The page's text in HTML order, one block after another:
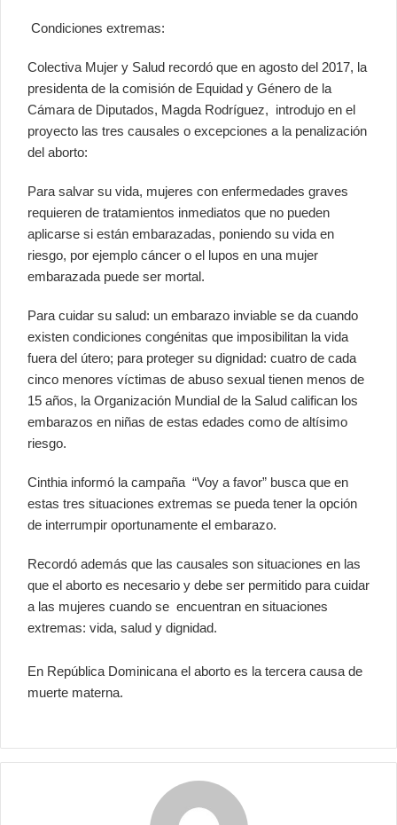
Condiciones extremas:
Colectiva Mujer y Salud recordó que en agosto del 2017, la
presidenta de la comisión de Equidad y Género de la
Cámara de Diputados, Magda Rodríguez, introdujo en el
proyecto las tres causales o excepciones a la penalización
del aborto:
Para salvar su vida, mujeres con enfermedades graves
requieren de tratamientos inmediatos que no pueden
aplicarse si están embarazadas, poniendo su vida en
riesgo, por ejemplo cáncer o el lupos en una mujer
embarazada puede ser mortal.
Para cuidar su salud: un embarazo inviable se da cuando
existen condiciones congénitas que imposibilitan la vida
fuera del útero; para proteger su dignidad: cuatro de cada
cinco menores víctimas de abuso sexual tienen menos de
15 años, la Organización Mundial de la Salud califican los
embarazos en niñas de estas edades como de altísimo
riesgo.
Cinthia informó la campaña “Voy a favor” busca que en
estas tres situaciones extremas se pueda tener la opción
de interrumpir oportunamente el embarazo.
Recordó además que las causales son situaciones en las
que el aborto es necesario y debe ser permitido para cuidar
a las mujeres cuando se encuentran en situaciones
extremas: vida, salud y dignidad.
En República Dominicana el aborto es la tercera causa de
muerte materna.